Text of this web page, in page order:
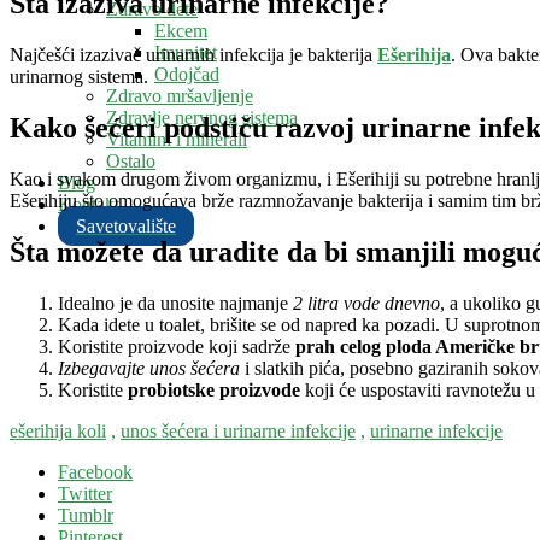
Zdravo dete
Ekcem
Imunitet
Odojčad
Zdravo mršavljenje
Zdravlje nervnog sistema
Vitamini i minerali
Ostalo
Blog
Kontakt
Savetovalište
Najčešći izazivač urinarnih infekcija je bakterija Ešerihija. Ova
urinarnog sistema.
Kako šećeri podstiču razvoj urinarne
Kao i svakom drugom živom organizmu, i Ešerihiji su potrebne
Ešerihiju što omogućava brže razmnožavanje bakterija i samim tim
Šta možete da uradite da bi smanjili
Idealno je da unosite najmanje 2 litra vode dnevno, a ukoliko
Kada idete u toalet, brišite se od napred ka pozadi. U
Koristite proizvode koji sadrže prah celog ploda Američke
Izbegavajte unos šećera i slatkih pića, posebno gaziranih
Koristite probiotske proizvode koji će uspostaviti ravnotežu
ešerihija koli , unos šećera i urinarne infekcije , urinarne infekcije
Facebook
Twitter
Tumblr